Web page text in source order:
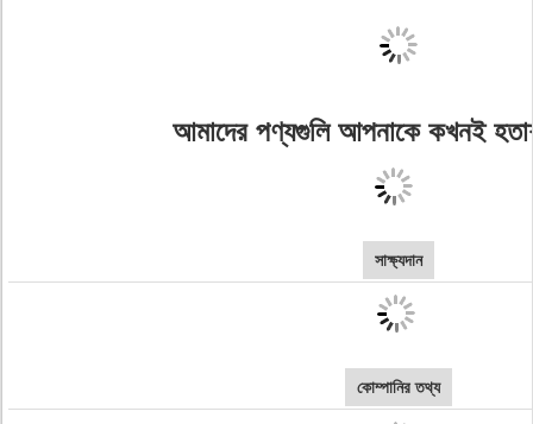
আমাদের পণ্যগুলি আপনাকে কখনই
সাক্ষ্যদান
কোম্পানির তথ্য